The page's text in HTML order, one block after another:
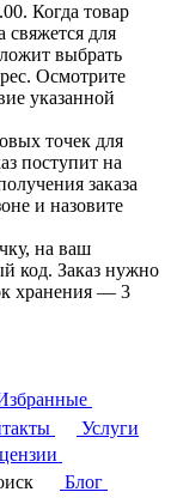
Когда товар
свяжется для
выбрать
Осмотрите
указанной
точек для
поступит на
заказа
и назовите
на ваш
код. Заказ нужно
хранения — 3
Услуги
Блог